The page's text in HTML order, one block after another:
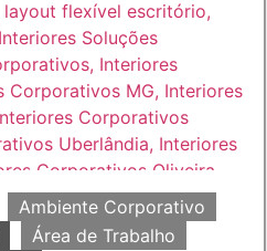
Ambiente Corporativo
Área de Trabalho